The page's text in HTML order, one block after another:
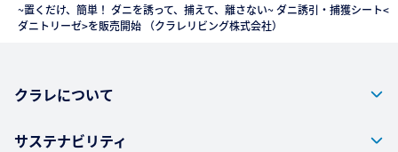
~置くだけ、簡単！ ダニを誘って、捕えて、離さない~ ダニ誘引・捕獲シート<
ダニトリーゼ>を販売開始 （クラレリビング株式会社）
クラレについて
サステナビリティ